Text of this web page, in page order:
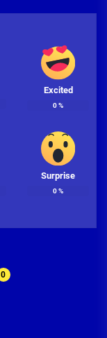
Excited
0%
Surprise
0%
0